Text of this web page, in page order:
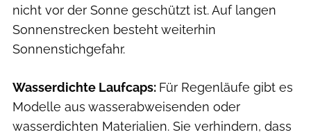
nicht vor der Sonne geschützt ist. Auf langen
Sonnenstrecken besteht weiterhin
Sonnenstichgefahr.
Wasserdichte Laufcaps: Für Regenläufe gibt es
Modelle aus wasserabweisenden oder
wasserdichten Materialien. Sie verhindern, dass